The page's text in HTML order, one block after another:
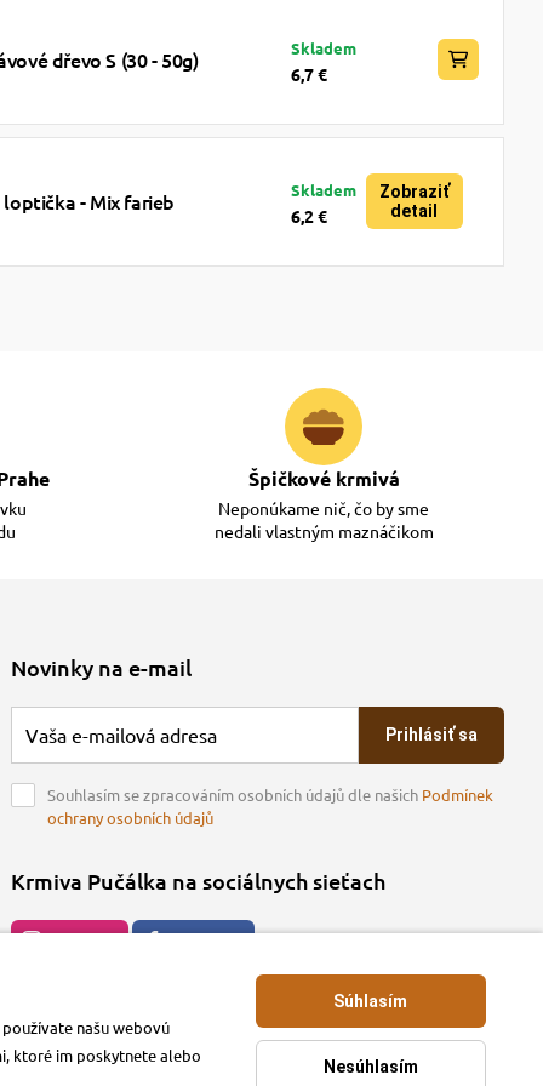
dřevo S (30 - 50g) Skladem
6,7 €
loptička - Mix farieb Skladem
6,2 €
Zobraziť
detail
Špičkové krmivá
Neponúkame nič, čo by sme
nedali vlastným maznáčikom
Novinky na e-mail
Prihlásiť sa
Souhlasím se zpracováním osobních údajů dle našich Podmínek
ochrany osobních údajů
Krmiva Pučálka na sociálnych sieťach
našu webovú
ktoré im poskytnete alebo
Nesúhlasím
Súhlasím